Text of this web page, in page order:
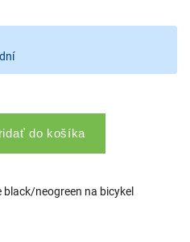
do košíka
neogreen na bicykel